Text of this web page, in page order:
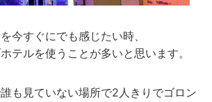
今すぐにでも感じたい時、
テルを使うことが多いと思います。
も見ていない場所で2人きりでゴロン